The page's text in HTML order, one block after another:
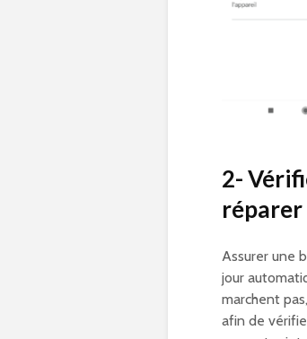
2-
réparer
Assurer une
jour
marchent
afin de